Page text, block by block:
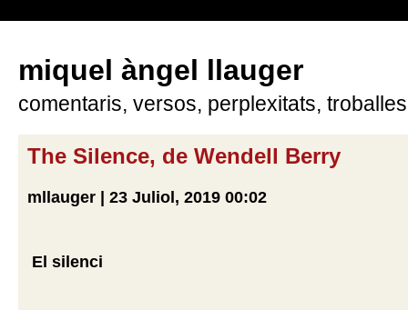
miquel àngel llauger
comentaris, versos, perplexitats, troballes
The Silence, de Wendell Berry
mllauger | 23 Juliol, 2019 00:02
El silenci